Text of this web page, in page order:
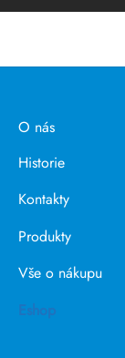
O nás
Historie
Kontakty
Produkty
Vše o nákupu
Eshop